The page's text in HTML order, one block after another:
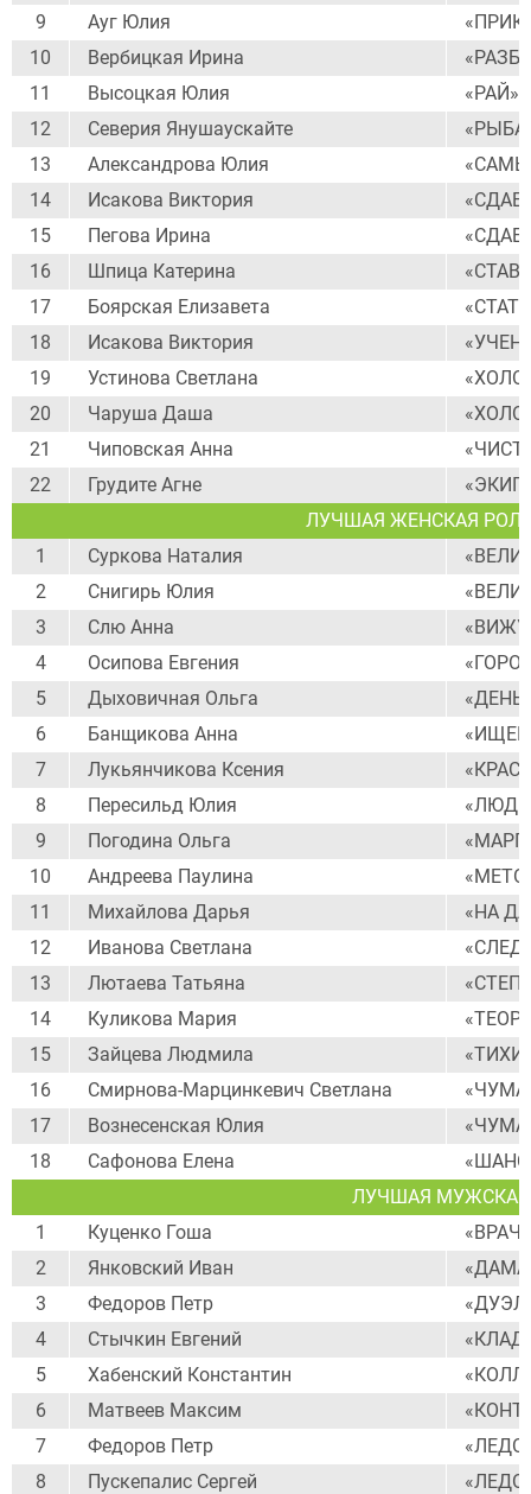
9
Ауг Юлия
10
Вербицкая Ирина
11
Высоцкая Юлия
«РАЙ»
12
Северия Янушаускайте
13
Александрова Юлия
14
Исакова Виктория
15
Пегова Ирина
16
Шпица Катерина
17
Боярская Елизавета
18
Исакова Виктория
19
Устинова Светлана
20
Чаруша Даша
21
Чиповская Анна
22
Грудите Агне
ЛУЧШАЯ ЖЕНСКАЯ
1
Суркова Наталия
2
Снигирь Юлия
3
Слю Анна
4
Осипова Евгения
5
Дыховичная Ольга
6
Банщикова Анна
7
Лукьянчикова Ксения
8
Пересильд Юлия
9
Погодина Ольга
10
Андреева Паулина
11
Михайлова Дарья
«НА
12
Иванова Светлана
13
Лютаева Татьяна
14
Куликова Мария
15
Зайцева Людмила
16
Смирнова-Марцинкевич Светлана
17
Вознесенская Юлия
18
Сафонова Елена
ЛУЧШАЯ МУЖСКАЯ
1
Куценко Гоша
«ВРАЧ»
2
Янковский Иван
3
Федоров Петр
4
Стычкин Евгений
5
Хабенский Константин
6
Матвеев Максим
7
Федоров Петр
8
Пускепалис Сергей